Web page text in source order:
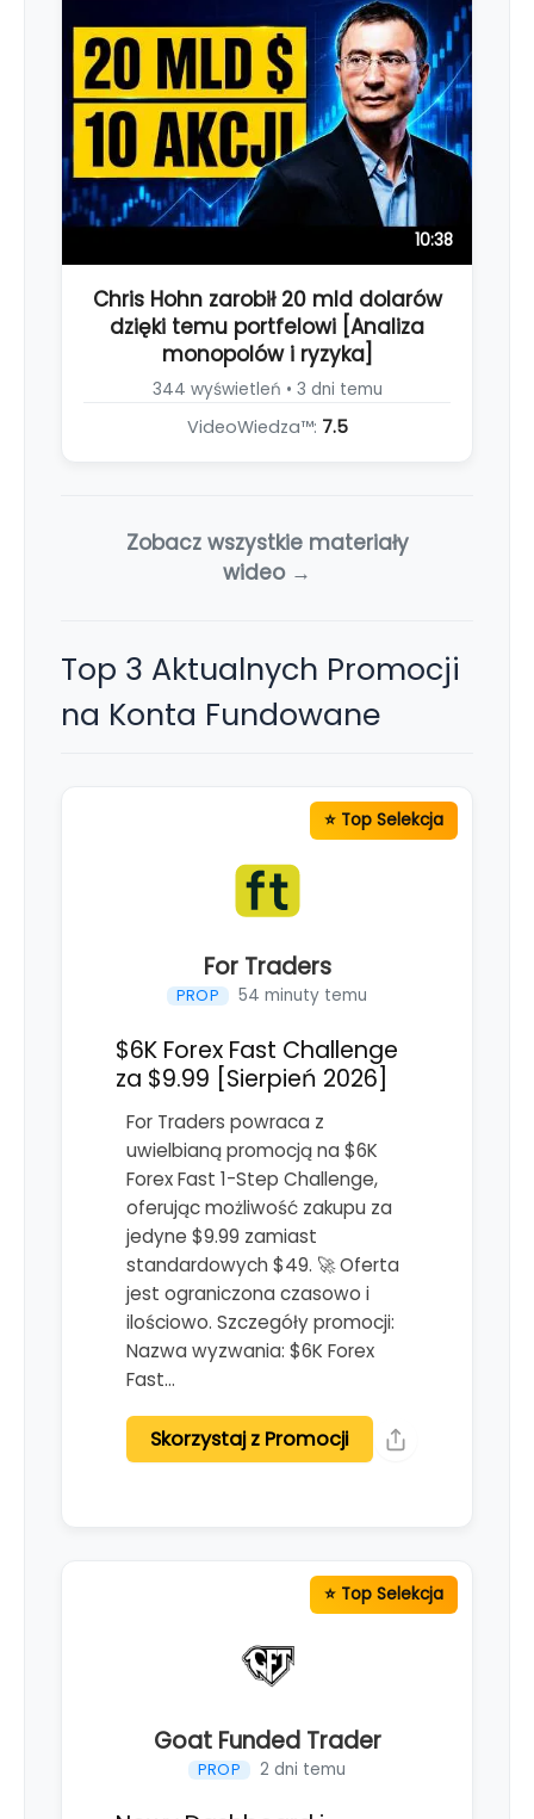
10:38
Chris Hohn zarobił 20 mld dolarów
dzięki temu portfelowi [Analiza
monopolów i ryzyka]
344 wyświetleń • 3 dni temu
VideoWiedza™: 7.5
Zobacz wszystkie materiały
wideo →
Top 3 Aktualnych Promocji
na Konta Fundowane
For Traders
PROP 54 minuty temu
$6K Forex Fast Challenge
za $9.99 [Sierpień 2026]
For Traders powraca z
uwielbianą promocją na $6K
Forex Fast 1-Step Challenge,
oferując możliwość zakupu za
jedyne $9.99 zamiast
standardowych $49. 🚀 Oferta
jest ograniczona czasowo i
ilościowo. Szczegóły promocji:
Nazwa wyzwania: $6K Forex
Fast…
Skorzystaj z Promocji
Goat Funded Trader
PROP 2 dni temu